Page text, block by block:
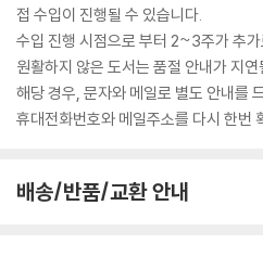
접 수입이 진행될 수 있습니다.
수입 진행 시점으로 부터 2~3주가 추
원활하지 않은 도서는 품절 안내가 지연
해당 경우, 문자와 메일로 별도 안내를
휴대전화번호와 메일주소를 다시 한번
배송/반품/교환 안내